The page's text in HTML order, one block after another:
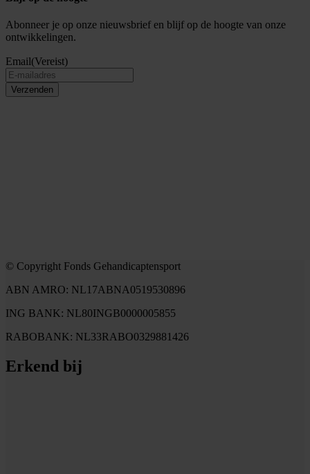
Abonneer je op onze nieuwsbrief en blijf op de hoogte van onze
ontwikkelingen.
Email(Vereist)
Verzenden
© Copyright Fonds Gehandicaptensport
ABN AMRO: NL17ABNA0519530896
ING BANK: NL80INGB0000005855
RABOBANK: NL33RABO0329881426
Erkend bij